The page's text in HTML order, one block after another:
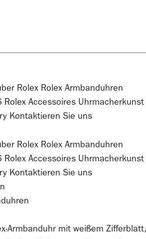
Rolex Rolex Armbanduhren
Rolex Accessoires Uhrmacherkunst
Kontaktieren Sie uns
Rolex Rolex Armbanduhren
Rolex Accessoires Uhrmacherkunst
Kontaktieren Sie uns